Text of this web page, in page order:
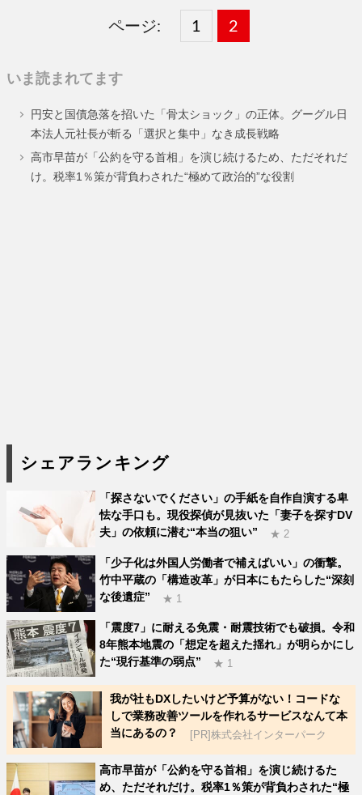
ページ:
固
ー
ジ
1 ,
固
ー
ジ
2
いま読まれてます
円安と国債急落を招いた「骨太ショック」の正体。グーグル日
本法人元社長が斬る「選択と集中」なき成長戦略
高市早苗が「公約を守る首相」を演じ続けるため、ただそれだ
け。税率1％策が背負わされた“極めて政治的”な役割
シェアランキング
「探さないでください」の手紙を自作自演する卑
怯な手口も。現役探偵が見抜いた「妻子を探すDV
夫」の依頼に潜む“本当の狙い”
★ 2
「少子化は外国人労働者で補えばいい」の衝撃。
竹中平蔵の「構造改革」が日本にもたらした“深刻
な後遺症”
★ 1
「震度7」に耐える免震・耐震技術でも破損。令和
8年熊本地震の「想定を超えた揺れ」が明らかにし
た“現行基準の弱点”
★ 1
我が社もDXしたいけど予算がない！コードな
しで業務改善ツールを作れるサービスなんて本
当にあるの？
[PR]株式会社インターパーク
高市早苗が「公約を守る首相」を演じ続けるた
め、ただそれだけ。税率1％策が背負わされた“極